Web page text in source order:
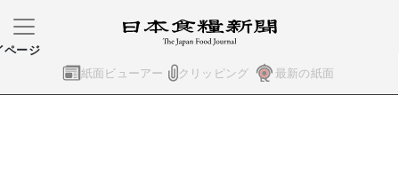
紙面ビューアー クリッピング 最新の紙面
ページ